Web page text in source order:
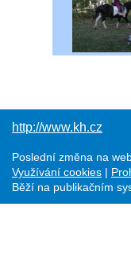
http://www.kh.cz
Poslední změna na
Využívání cookies
Běží na publikačním